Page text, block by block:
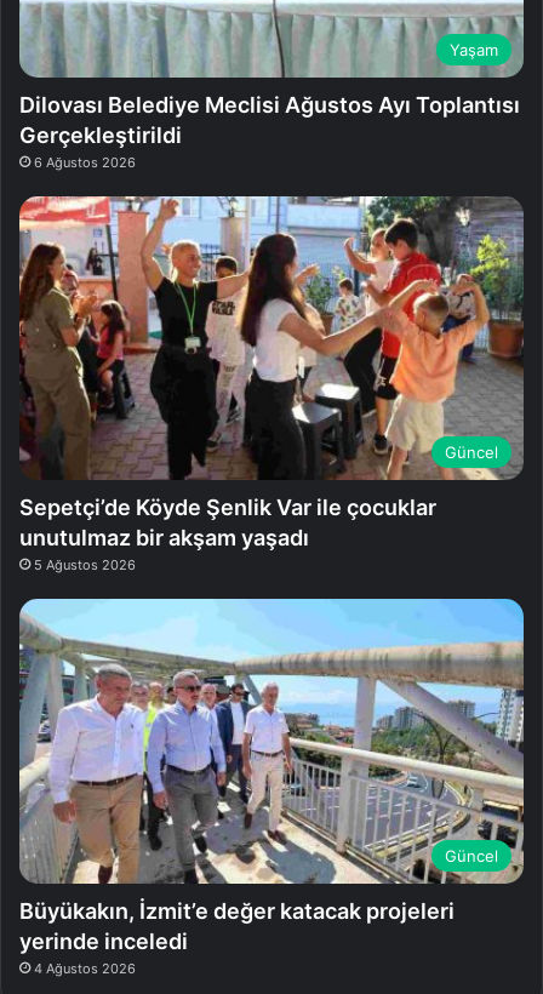
Yaşam
Dilovası Belediye Meclisi Ağustos Ayı Toplantısı
Gerçekleştirildi
6 Ağustos 2026
Güncel
Sepetçi’de Köyde Şenlik Var ile çocuklar
unutulmaz bir akşam yaşadı
5 Ağustos 2026
Güncel
Büyükakın, İzmit’e değer katacak projeleri
yerinde inceledi
4 Ağustos 2026